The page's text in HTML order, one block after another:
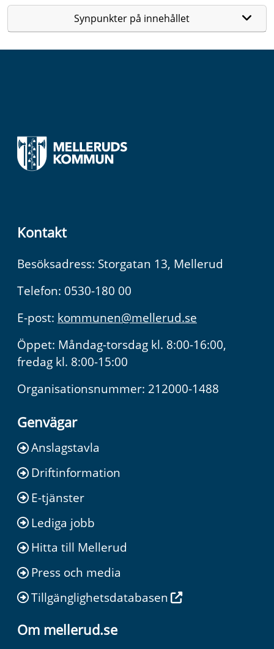
Synpunkter på innehållet
Kontakt
Besöksadress: Storgatan 13, Mellerud
Telefon: 0530-180 00
E-post: kommunen@mellerud.se
Öppet: Måndag-torsdag kl. 8:00-16:00,
fredag kl. 8:00-15:00
Organisationsnummer: 212000-1488
Genvägar
Anslagstavla
Driftinformation
E-tjänster
Lediga jobb
Hitta till Mellerud
Press och media
Tillgänglighetsdatabasen
Om mellerud.se